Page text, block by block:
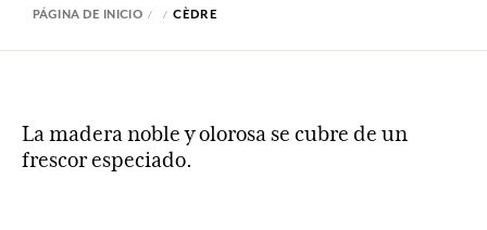
PÁGINA DE INICIO CÈDRE
La madera noble y olorosa se cubre de un
frescor especiado.